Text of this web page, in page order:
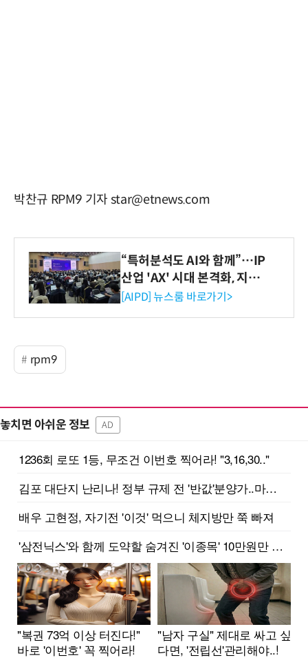
박찬규 RPM9 기자 star@etnews.com
“특허분석도 AI와 함께”…IP
산업 'AX' 시대 본격화, 지식
재산처 1호 AI IP데이터분석
[AIPD] 뉴스룸 바로가기>
rpm9
놓치면 아쉬운 정보 AD